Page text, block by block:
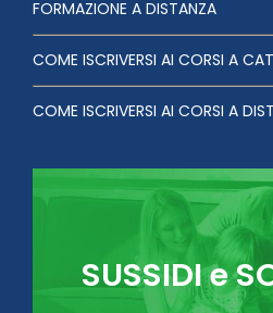
FORMAZIONE A DISTANZA
COME ISCRIVERSI AI CORSI A
COME ISCRIVERSI AI CORSI A
SUSSIDI e